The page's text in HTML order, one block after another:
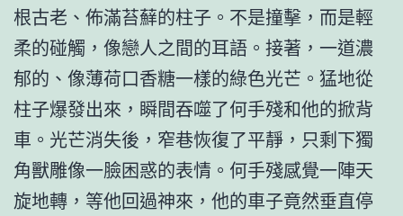
根古老、佈滿苔蘚的柱子。不是撞擊，而是輕
柔的碰觸，像戀人之間的耳語。接著，一道濃
郁的、像薄荷口香糖一樣的綠色光芒。猛地從
柱子爆發出來，瞬間吞噬了何手殘和他的掀背
車。光芒消失後，窄巷恢復了平靜，只剩下獨
角獸雕像一臉困惑的表情。何手殘感覺一陣天
旋地轉，等他回過神來，他的車子竟然垂直停